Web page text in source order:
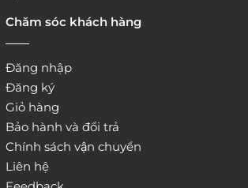
Chăm sóc khách hàng
Đăng nhập
Đăng ký
Giỏ hàng
Bảo hành và đổi trả
Chính sách vận chuyển
Liên hệ